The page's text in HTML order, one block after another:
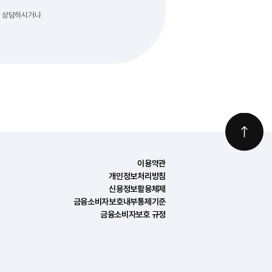
담하시거나
이용약관
개인정보처리방침
신용정보활용체제
금융소비자보호내부통제기준
금융소비자보호 규정